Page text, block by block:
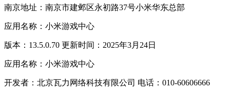
南京地址：南京市建邺区永初路37号小米华东总部
应用名称：小米游戏中心
版本：13.5.0.70 更新时间：2025年3月24日
应用名称：小米游戏中心
开发者：北京瓦力网络科技有限公司 电话：010-60606666